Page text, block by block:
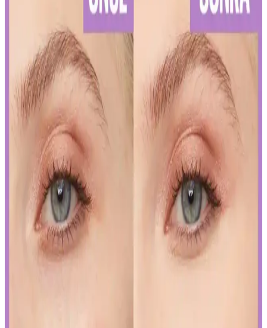
Kalıcı Kalem Göz Makyajı: Uzun Süre Dayanan ve
Pratik Kullanım İpuçları
Kalıcı kalem göz makyajı, suya ve tere dayanıklı formülleriyle uzun
süre kalıcı ve net çizgiler sağlar. Uygulama ve bakım ipuçlarıyla
gözlerinizi vurgulayın.
Kalıcı Oje Seçenekleri: Nail Master M377 ve M378
Modellerinin Detaylı Analizi
Nail Master M377 ve M378 modelleri, dayanıklılık ve parlaklık
sunan kalıcı ojeler arasında öne çıkar. Bu modellerin özellikleri ve
bakım önerileriyle uzun süre şık ve bakımlı kalabilirsiniz.
İslak Ruj Uygulama ve Bakım İpuçlarıyla
Mükemmel Dudaklara Ulaşın
İslak rujun güzelliğini ortaya çıkarmak ve kalıcılığını artırmak için
doğru uygulama teknikleri ve bakım önerileri. Dudakların temizliği,
sınır çizimi ve kat kat uygulama ile mükemmel görünüm elde edin.
Japon ve Kore Güzellik Markalarının FDA Güneş